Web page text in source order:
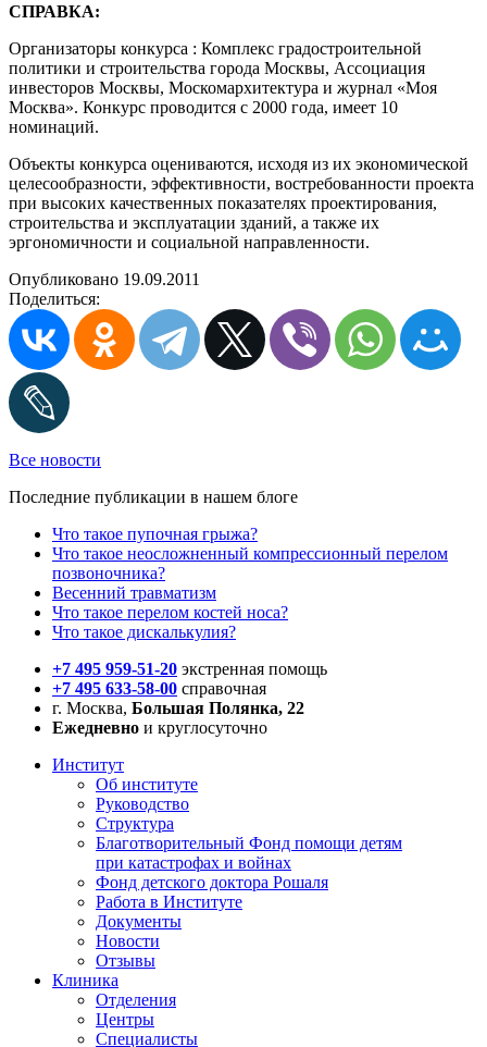
СПРАВКА:
Организаторы конкурса : Комплекс градостроительной
политики и строительства города Москвы, Ассоциация
инвесторов Москвы, Москомархитектура и журнал «Моя
Москва». Конкурс проводится с 2000 года, имеет 10
номинаций.
Объекты конкурса оцениваются, исходя из их экономической
целесообразности, эффективности, востребованности проекта
при высоких качественных показателях проектирования,
строительства и эксплуатации зданий, а также их
эргономичности и социальной направленности.
Опубликовано 19.09.2011
Поделиться:
Все новости
Последние публикации в нашем блоге
Что такое пупочная грыжа?
Что такое неосложненный компрессионный перелом
позвоночника?
Весенний травматизм
Что такое перелом костей носа?
Что такое дискалькулия?
+7 495 959-51-20 экстренная помощь
+7 495 633-58-00 справочная
г. Москва, Большая Полянка, 22
Ежедневно и круглосуточно
Институт
Об институте
Руководство
Структура
Благотворительный Фонд помощи детям
при катастрофах и войнах
Фонд детского доктора Рошаля
Работа в Институте
Документы
Новости
Отзывы
Клиника
Отделения
Центры
Специалисты